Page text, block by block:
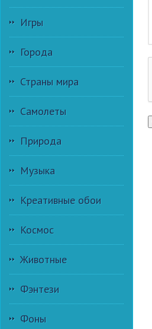
Игры
Города
Страны мира
Самолеты
Природа
Музыка
Креативные обои
Космос
Животные
Фэнтези
Фоны